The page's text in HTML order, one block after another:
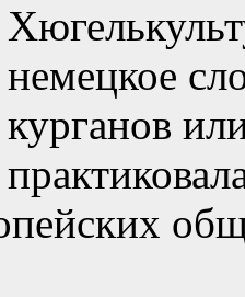
немецкое
курганов